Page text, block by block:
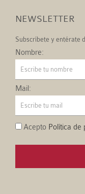
NEWSLETTER
Subscríbete y entérate
Nombre:
Mail:
Acepto Política de